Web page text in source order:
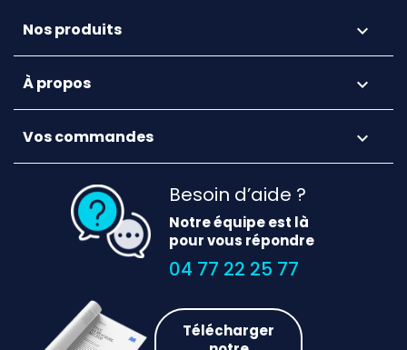
Nos produits 
À propos 
Vos commandes 
Besoin d’aide ?
Notre équipe est là
pour vous répondre
04 77 22 25 77
Télécharger